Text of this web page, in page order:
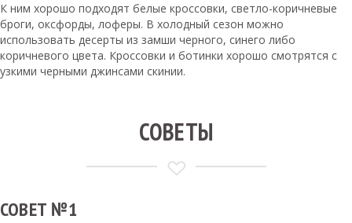
К ним хорошо подходят белые кроссовки, светло-коричневые
броги, оксфорды, лоферы. В холодный сезон можно
использовать десерты из замши черного, синего либо
коричневого цвета. Кроссовки и ботинки хорошо смотрятся с
узкими черными джинсами скинии.
СОВЕТЫ
СОВЕТ №1